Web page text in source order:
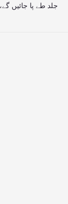
جلد طے پا جائیں